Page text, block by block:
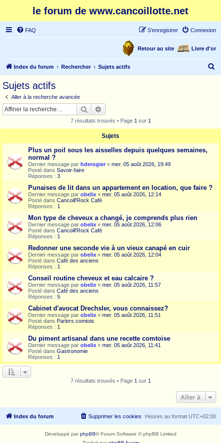
le forum de www.cancoillotte.net
FAQ Connexion
S’enregistrer
Livre d'or
Retour au site
Index du forum Rechercher Sujets actifs
Sujets actifs
Aller à la recherche avancée
Rechercher
7 résultats trouvés • Page 1 sur 1
Sujets
Plus un poil sous les aisselles depuis quelques semaines,
normal ?
Dernier message par hderogier « mer. 05 août 2026, 19:49
Posté dans Savoir-faire
Réponses : 3
Punaises de lit dans un appartement en location, que faire ?
Dernier message par obelix « mer. 05 août 2026, 12:14
Posté dans Cancoill'Rock Café
Réponses : 1
Mon type de cheveux a changé, je comprends plus rien
Dernier message par obelix « mer. 05 août 2026, 12:06
Posté dans Cancoill'Rock Café
Réponses : 1
Redonner une seconde vie à un vieux canapé en cuir
Dernier message par obelix « mer. 05 août 2026, 12:04
Posté dans Café des anciens
Réponses : 1
Conseil routine cheveux et eau calcaire ?
Dernier message par obelix « mer. 05 août 2026, 11:57
Posté dans Café des anciens
Réponses : 5
Cabinet d'avocat Drechsler, vous connaissez?
Dernier message par obelix « mer. 05 août 2026, 11:51
Posté dans Parlers comtois
Réponses : 1
Du piment artisanal dans une recette comtoise
Dernier message par obelix « mer. 05 août 2026, 11:41
Posté dans Gastronomie
Réponses : 1
7 résultats trouvés • Page 1 sur 1
Aller à
Index du forum Heures au format UTC+02:00
Supprimer les cookies
Développé parphpBB® Forum Software © phpBB Limited